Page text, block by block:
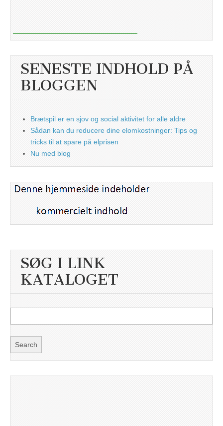
SENESTE INDHOLD PÅ
BLOGGEN
Brætspil er en sjov og social aktivitet for alle aldre
Sådan kan du reducere dine elomkostninger: Tips og
tricks til at spare på elprisen
Nu med blog
SØG I LINK
KATALOGET